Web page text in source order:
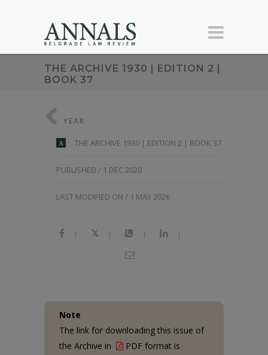
THE ARCHIVE 1930 | EDITION 2 |
BOOK 37
YEAR
A THE ARCHIVE 1930 | EDITION 2 | BOOK 37
PUBLISHED / 1 DEC 2020
LAST MODIFIED ON / 1 MAY 2026
| | | |
Note
The link for downloading this issue of
the Archive in
PDF format is